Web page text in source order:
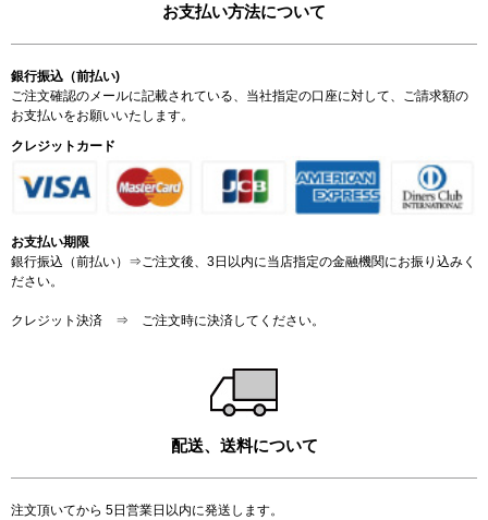
お支払い方法について
銀行振込（前払い)
ご注文確認のメールに記載されている、当社指定の口座に対して、ご請求額の
お支払いをお願いいたします。
クレジットカード
お支払い期限
銀行振込（前払い）⇒ご注文後、3日以内に当店指定の金融機関にお振り込みく
ださい。
クレジット決済 ⇒ ご注文時に決済してください。
配送、送料について
注文頂いてから 5日営業日以内に発送します。